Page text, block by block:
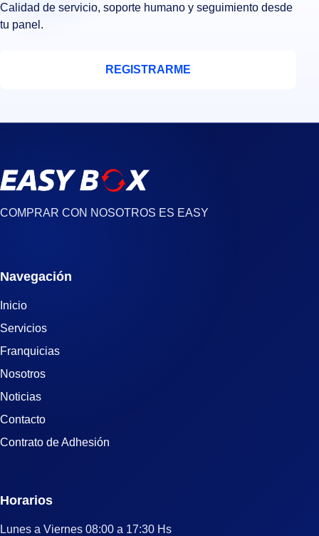
Calidad de servicio, soporte humano y seguimiento desde
tu panel.
REGISTRARME
COMPRAR CON NOSOTROS ES EASY
Navegación
Inicio
Servicios
Franquicias
Nosotros
Noticias
Contacto
Contrato de Adhesión
Horarios
Lunes a Viernes 08:00 a 17:30 Hs